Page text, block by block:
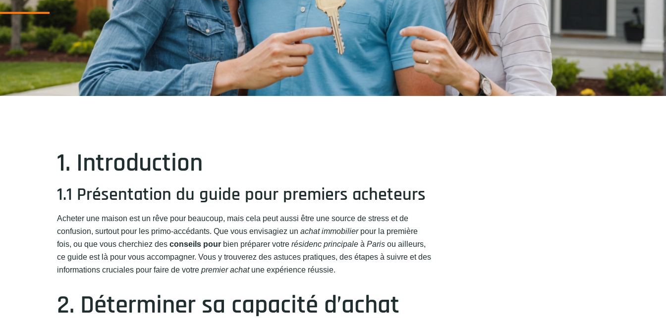
1. Introduction
1.1 Présentation du guide pour premiers acheteurs
Acheter une maison est un rêve pour beaucoup, mais cela peut aussi être une source de stress et de
confusion, surtout pour les primo-accédants. Que vous envisagiez un achat immobilierpour la première
fois, ou que vous cherchiez des conseils pour bien préparer votre résidenc principale à Paris ou ailleurs,
ce guide est là pour vous accompagner. Vous y trouverez des astuces pratiques, des étapes à suivre et des
informations cruciales pour faire de votre premier achatune expérience réussie.
2. Déterminer sa capacité d’achat